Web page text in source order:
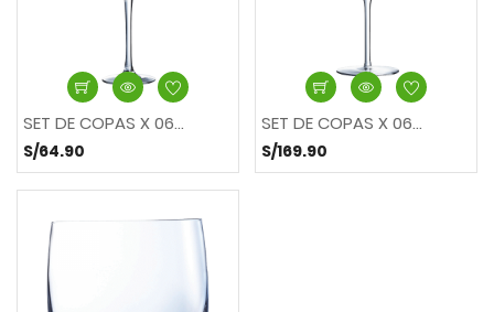
SET DE COPAS X 06...
S/64.90
SET DE COPAS X 06...
S/169.90